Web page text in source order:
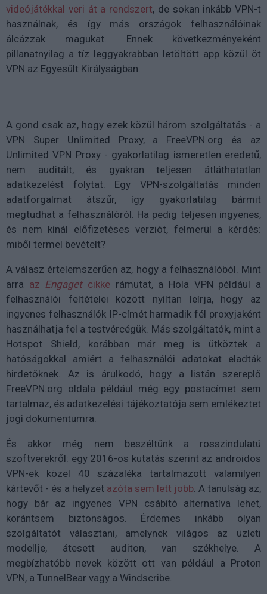
videójátékkal veri át a rendszert, de sokan inkább VPN-t
használnak, és így más országok felhasználóinak
álcázzak magukat. Ennek következményeként
pillanatnyilag a tíz leggyakrabban letöltött app közül öt
VPN az Egyesült Királyságban.
A gond csak az, hogy ezek közül három szolgáltatás - a
VPN Super Unlimited Proxy, a FreeVPN.org és az
Unlimited VPN Proxy - gyakorlatilag ismeretlen eredetű,
nem auditált, és gyakran teljesen átláthatatlan
adatkezelést folytat. Egy VPN-szolgáltatás minden
adatforgalmat átszűr, így gyakorlatilag bármit
megtudhat a felhasználóról. Ha pedig teljesen ingyenes,
és nem kínál előfizetéses verziót, felmerül a kérdés:
miből termel bevételt?
A válasz értelemszerűen az, hogy a felhasználóból. Mint
arra az Engagetcikke rámutat, a Hola VPN például a
felhasználói feltételei között nyíltan leírja, hogy az
ingyenes felhasználók IP-címét harmadik fél proxyjaként
használhatja fel a testvércégük. Más szolgáltatók, mint a
Hotspot Shield, korábban már meg is ütköztek a
hatóságokkal amiért a felhasználói adatokat eladták
hirdetőknek. Az is árulkodó, hogy a listán szereplő
FreeVPN.org oldala például még egy postacímet sem
tartalmaz, és adatkezelési tájékoztatója sem emlékeztet
jogi dokumentumra.
És akkor még nem beszéltünk a rosszindulatú
szoftverekről: egy 2016-os kutatás szerint az androidos
VPN-ek közel 40 százaléka tartalmazott valamilyen
kártevőt - és a helyzet azóta sem lett jobb . A tanulság az,
hogy bár az ingyenes VPN csábító alternatíva lehet,
korántsem biztonságos. Érdemes inkább olyan
szolgáltatót választani, amelynek világos az üzleti
modellje, átesett auditon, van székhelye. A
megbízhatóbb nevek között ott van például a Proton
VPN, a TunnelBear vagy a Windscribe.